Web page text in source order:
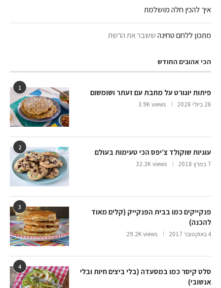
איך להכין חלה מושלמת
מתכון ללחם טחינהששבר את הרשת
הכי אהובים החודש
1
פיתות יוגורט על מחבת עם זעתר ושומשום
26 ביולי 2026 3.9K views
2
עוגיות שוקולד צ’יפס הכי טעימות בעולם
7 במרץ 2018 32.2K views
3
פנקייקים כמו בבית הפנקייק (קלים מאוד
להכנה)
4 באוקטובר 2017 29.2K views
4
סלט קיסר כמו במסעדה (בלי ביצים חיות ובלי
אנשובי)